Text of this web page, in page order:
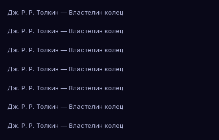
Дж. Р. Р. Толкин — Властелин колец
Дж. Р. Р. Толкин — Властелин колец
Дж. Р. Р. Толкин — Властелин колец
Дж. Р. Р. Толкин — Властелин колец
Дж. Р. Р. Толкин — Властелин колец
Дж. Р. Р. Толкин — Властелин колец
Дж. Р. Р. Толкин — Властелин колец